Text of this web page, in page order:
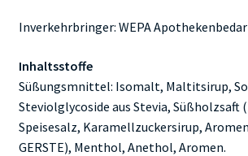
Inverkehrbringer: WEPA
Inhaltsstoffe
Süßungsmnittel: Isomalt, Maltitsirup,
Steviolglycoside aus Stevia, Süßholzsaft
Speisesalz, Karamellzuckersirup,
GERSTE), Menthol, Anethol, Aromen.